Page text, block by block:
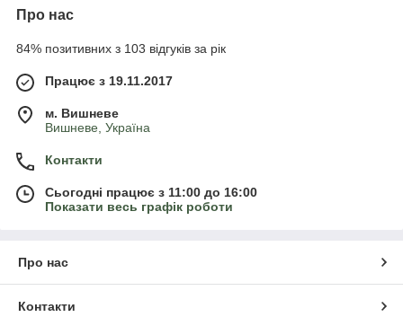
Про нас
84% позитивних з 103 відгуків за рік
Працює з 19.11.2017
м. Вишневе
Вишневе, Україна
Контакти
Сьогодні працює з 11:00 до 16:00
Показати весь графік роботи
Про нас
Контакти